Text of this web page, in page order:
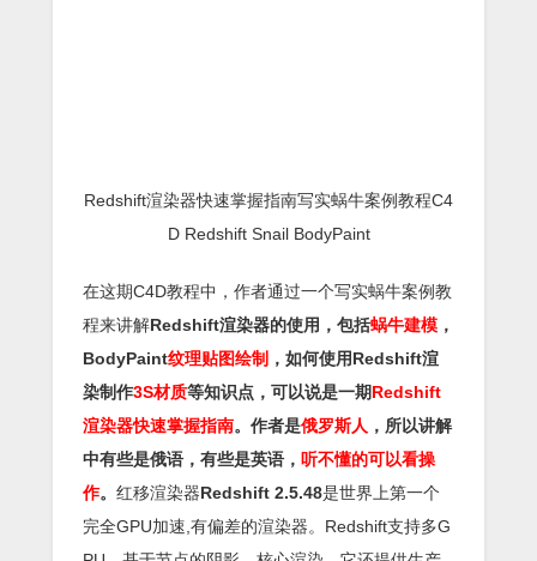
Redshift渲染器快速掌握指南写实蜗牛案例教程C4
D Redshift Snail BodyPaint
在这期C4D教程中，作者通过一个写实蜗牛案例教
程来讲解Redshift渲染器的使用，包括蜗牛建模 ，
BodyPaint纹理贴图绘制 ，如何使用Redshift渲
染制作3S材质等知识点，可以说是一期Redshift
渲染器快速掌握指南。作者是俄罗斯人 ，所以讲解
中有些是俄语，有些是英语， 听不懂的可以看操
作。 红移渲染器Redshift 2.5.48是世界上第一个
完全GPU加速,有偏差的渲染器。Redshift支持多G